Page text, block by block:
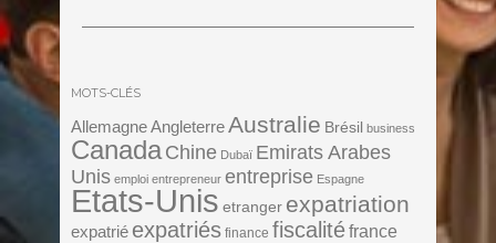
MOTS-CLÉS
Allemagne AngleterreAustralie Brésil business
Canada Chine Dubaï Emirats Arabes
Unis emploi entrepreneur entreprise Espagne
Etats-Unis etranger expatriation
expatrié expatriés finance fiscalitéfrance